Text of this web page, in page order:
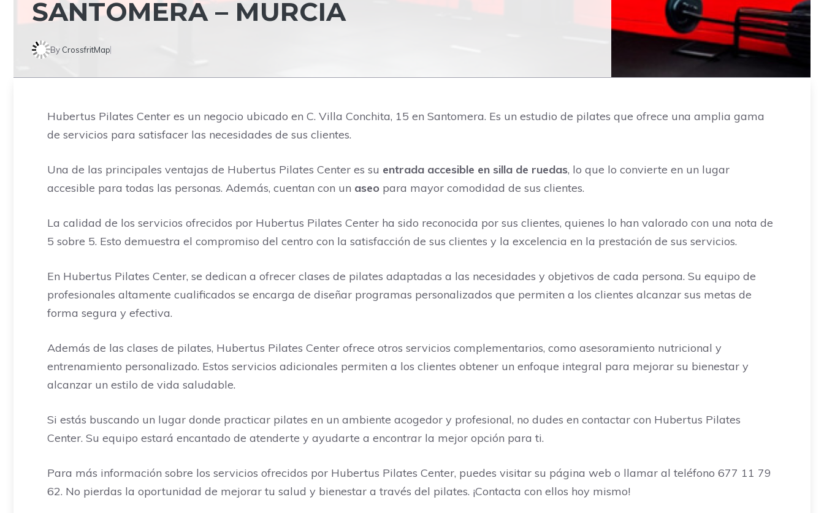
SANTOMERA – MURCIA
By CrossfritMap
Hubertus Pilates Center es un negocio ubicado en C. Villa Conchita, 15 en Santomera. Es un estudio de pilates que ofrece una amplia gama
de servicios para satisfacer las necesidades de sus clientes.
Una de las principales ventajas de Hubertus Pilates Center es su entrada accesible en silla de ruedas, lo que lo convierte en un lugar
accesible para todas las personas. Además, cuentan con un aseo para mayor comodidad de sus clientes.
La calidad de los servicios ofrecidos por Hubertus Pilates Center ha sido reconocida por sus clientes, quienes lo han valorado con una nota de
5 sobre 5. Esto demuestra el compromiso del centro con la satisfacción de sus clientes y la excelencia en la prestación de sus servicios.
En Hubertus Pilates Center, se dedican a ofrecer clases de pilates adaptadas a las necesidades y objetivos de cada persona. Su equipo de
profesionales altamente cualificados se encarga de diseñar programas personalizados que permiten a los clientes alcanzar sus metas de
forma segura y efectiva.
Además de las clases de pilates, Hubertus Pilates Center ofrece otros servicios complementarios, como asesoramiento nutricional y
entrenamiento personalizado. Estos servicios adicionales permiten a los clientes obtener un enfoque integral para mejorar su bienestar y
alcanzar un estilo de vida saludable.
Si estás buscando un lugar donde practicar pilates en un ambiente acogedor y profesional, no dudes en contactar con Hubertus Pilates
Center. Su equipo estará encantado de atenderte y ayudarte a encontrar la mejor opción para ti.
Para más información sobre los servicios ofrecidos por Hubertus Pilates Center, puedes visitar su página web o llamar al teléfono 677 11 79
62. No pierdas la oportunidad de mejorar tu salud y bienestar a través del pilates. ¡Contacta con ellos hoy mismo!